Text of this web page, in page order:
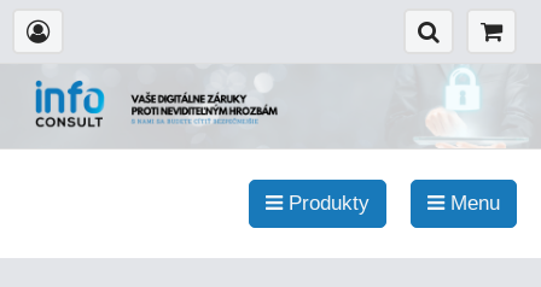
Produkty Menu